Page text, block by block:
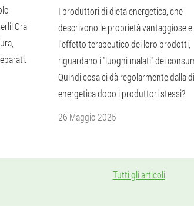
Ora
I produttori di dieta energetica, che
descrivono le proprietà vantaggiose e
l'effetto terapeutico dei loro prodotti,
riguardano i "luoghi malati" dei
Quindi cosa ci dà regolarmente dalla
energetica dopo i produttori stessi?
26 Maggio 2025
Tutti gli articoli